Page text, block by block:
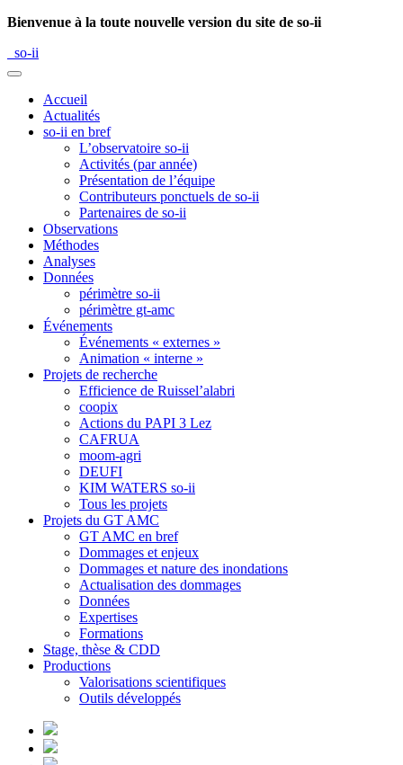
Bienvenue à la toute nouvelle version du site de so-ii
so-ii
Accueil
Actualités
so-ii en bref
L’observatoire so-ii
Activités (par année)
Présentation de l’équipe
Contributeurs ponctuels de so-ii
Partenaires de so-ii
Observations
Méthodes
Analyses
Données
périmètre so-ii
périmètre gt-amc
Événements
Événements « externes »
Animation « interne »
Projets de recherche
Efficience de Ruissel’alabri
coopix
Actions du PAPI 3 Lez
CAFRUA
moom-agri
DEUFI
KIM WATERS so-ii
Tous les projets
Projets du GT AMC
GT AMC en bref
Dommages et enjeux
Dommages et nature des inondations
Actualisation des dommages
Données
Expertises
Formations
Stage, thèse & CDD
Productions
Valorisations scientifiques
Outils développés